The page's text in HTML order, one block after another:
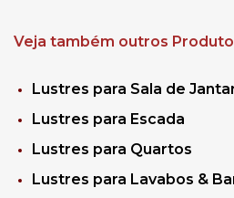
Veja também outros
Lustres para Sala de
Lustres para Escada
Lustres para Quartos
Lustres para Lavabos &